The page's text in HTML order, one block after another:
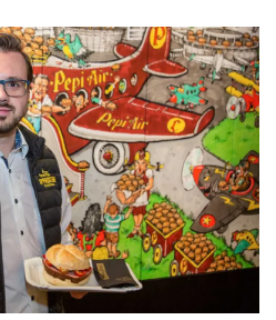
Leberkäse